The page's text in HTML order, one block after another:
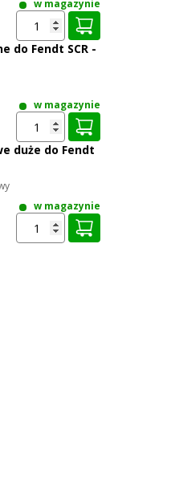
w magazynie
do Fendt SCR -
w magazynie
duże do Fendt
w magazynie